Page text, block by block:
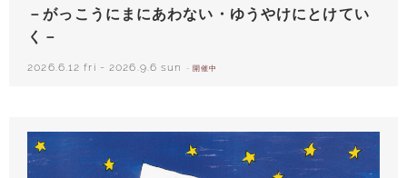
－がっこうにまにあわない・ゆうやけにとけてい
く－
2026.6.12 fri -2026.9.6 sun - 開催中